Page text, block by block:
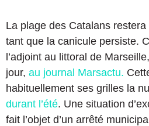
La plage des Catalans
tant que la canicule persiste.
l’adjoint au littoral de
jour, au journal Marsactu.
habituellement ses grilles la
durant l’été. Une situation
fait l’objet d’un arrêté